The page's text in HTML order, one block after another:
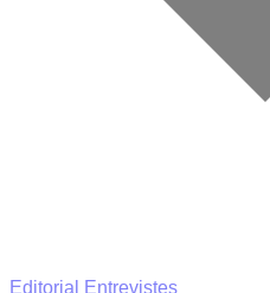
Editorial
Entrevistes